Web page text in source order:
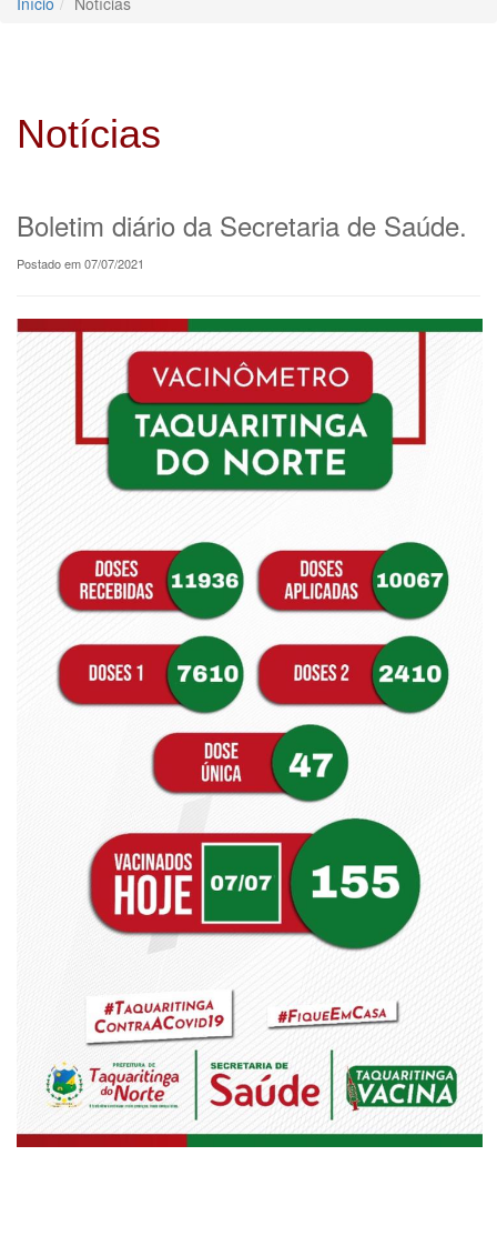
Notícias
Boletim diário da Secretaria de Saúde.
Postado em 07/07/2021